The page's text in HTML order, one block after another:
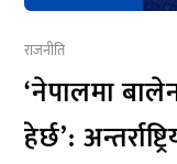
राजनीति
‘नेपालमा
हेर्छ’: